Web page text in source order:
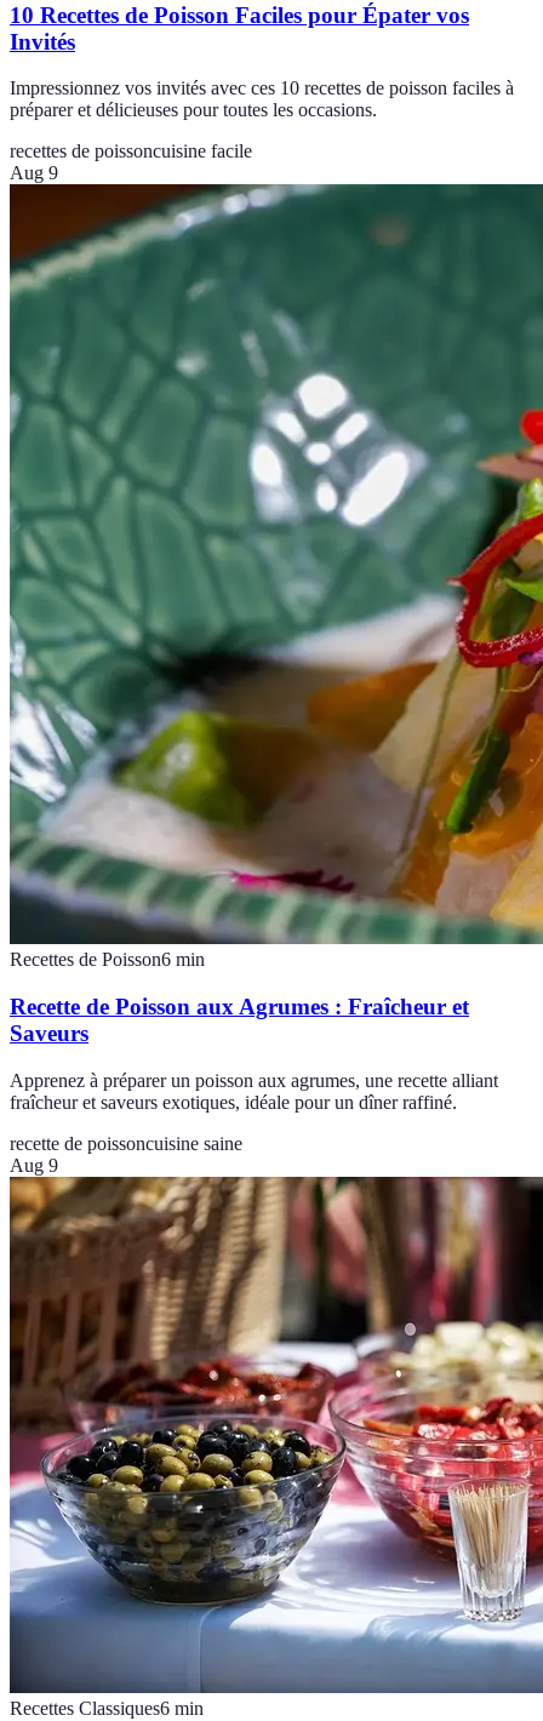
10 Recettes de Poisson Faciles pour Épater vos
Invités
Impressionnez vos invités avec ces 10 recettes de poisson faciles à
préparer et délicieuses pour toutes les occasions.
recettes de poissoncuisine facile
Aug 9
Recettes de Poisson6 min
Recette de Poisson aux Agrumes : Fraîcheur et
Saveurs
Apprenez à préparer un poisson aux agrumes, une recette alliant
fraîcheur et saveurs exotiques, idéale pour un dîner raffiné.
recette de poissoncuisine saine
Aug 9
Recettes Classiques6 min